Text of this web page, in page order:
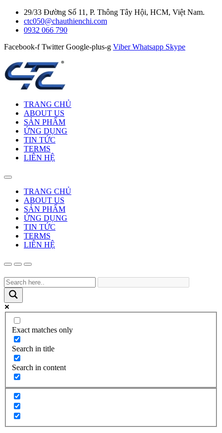
29/33 Đường Số 11, P. Thông Tây Hội, HCM, Việt Nam.
ctc050@chauthienchi.com
0932 066 790
Facebook-f Twitter Google-plus-g Viber Whatsapp Skype
TRANG CHỦ
ABOUT US
SẢN PHẨM
ỨNG DỤNG
TIN TỨC
TERMS
LIÊN HỆ
TRANG CHỦ
ABOUT US
SẢN PHẨM
ỨNG DỤNG
TIN TỨC
TERMS
LIÊN HỆ
Exact matches only
Search in title
Search in content